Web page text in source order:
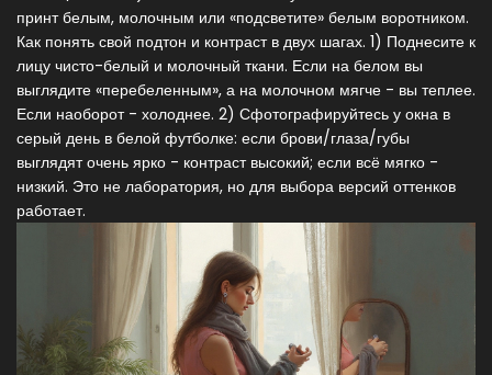
принт белым, молочным или «подсветите» белым воротником.
Как понять свой подтон и контраст в двух шагах. 1) Поднесите к
лицу чисто-белый и молочный ткани. Если на белом вы
выглядите «перебеленным», а на молочном мягче - вы теплее.
Если наоборот - холоднее. 2) Сфотографируйтесь у окна в
серый день в белой футболке: если брови/глаза/губы
выглядят очень ярко - контраст высокий; если всё мягко -
низкий. Это не лаборатория, но для выбора версий оттенков
работает.